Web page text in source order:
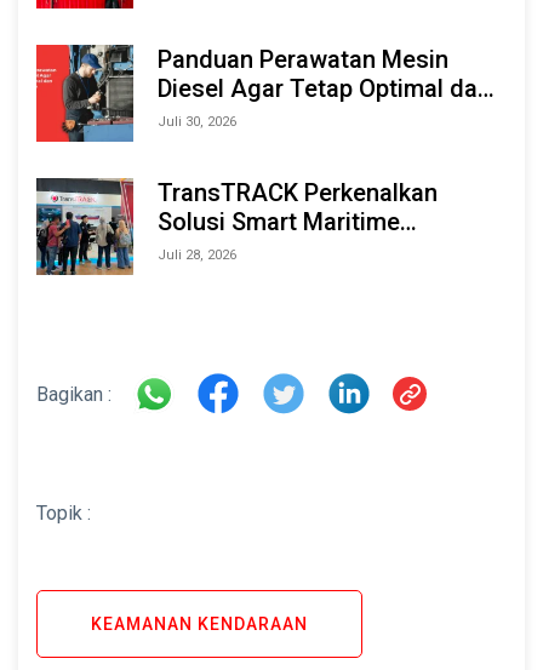
Panduan Perawatan Mesin
Diesel Agar Tetap Optimal dan
Tahan Lama
Juli 30, 2026
TransTRACK Perkenalkan
Solusi Smart Maritime
Monitoring Berbasis AI dan IoT
Juli 28, 2026
Bagikan :
Topik :
KEAMANAN KENDARAAN